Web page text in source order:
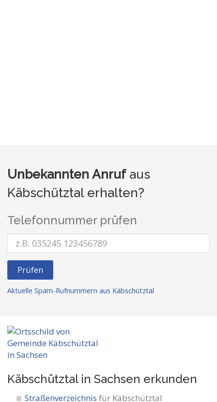
Unbekannten Anrufaus
Käbschütztal erhalten?
Telefonnummer prüfen
Prüfen
Aktuelle Spam-Rufnummern aus Käbschütztal
Käbschütztal in Sachsen erkunden
Straßenverzeichnis für Käbschütztal